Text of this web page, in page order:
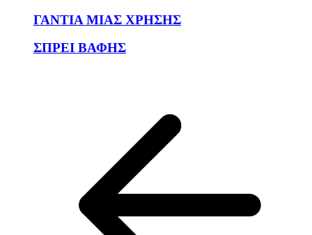
ΓΑΝΤΙΑ ΜΙΑΣ ΧΡΗΣΗΣ
ΣΠΡΕΙ ΒΑΦΗΣ